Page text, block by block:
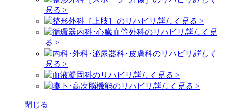
見る >
整形外科［上肢］のリハビリ 詳しく見る >
循環器内科･心臓血管外科のリハビリ 詳しく見
る >
内科･外科･泌尿器科･皮膚科のリハビリ 詳しく
見る >
血液凝固科のリハビリ 詳しく見る >
嚥下･高次脳機能のリハビリ 詳しく見る >
閉じる